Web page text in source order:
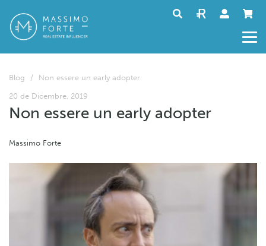
Blog / Non essere un early adopter
20 de Dicembre, 2019
Non essere un early adopter
Massimo Forte